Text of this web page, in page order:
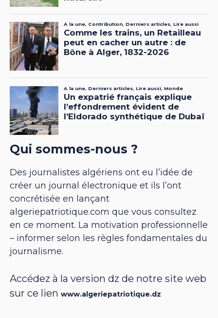
Qui sommes-nous ?
Des journalistes algériens ont eu l’idée de
créer un journal électronique et ils l’ont
concrétisée en lançant
algeriepatriotique.com que vous consultez
en ce moment. La motivation professionnelle
– informer selon les règles fondamentales du
journalisme.
Accédez à la version dz de notre site web
sur ce lien www.algeriepatriotique.dz